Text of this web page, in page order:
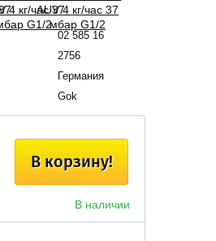
02 585 16
2756
Германия
Gok
В корзину!
В наличии